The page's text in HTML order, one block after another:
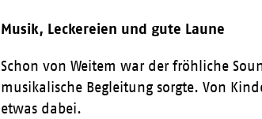
Musik, Leckereien und gute Laune
Schon von Weitem war der fröhliche
musikalische Begleitung sorgte. Von
etwas dabei.